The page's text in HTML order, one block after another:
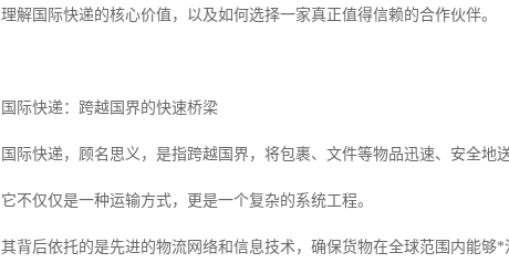
理解国际快递的核心价值，以及如何选择一家真正值得信赖的合作伙伴。
国际快递：跨越国界的快速桥梁
国际快递，顾名思义，是指跨越国界，将包裹、文件等物品迅速、安全地
它不仅仅是一种运输方式，更是一个复杂的系统工程。
其背后依托的是先进的物流网络和信息技术，确保货物在全球范围内能够*